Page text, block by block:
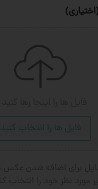
فایل ها را انتخاب کنید